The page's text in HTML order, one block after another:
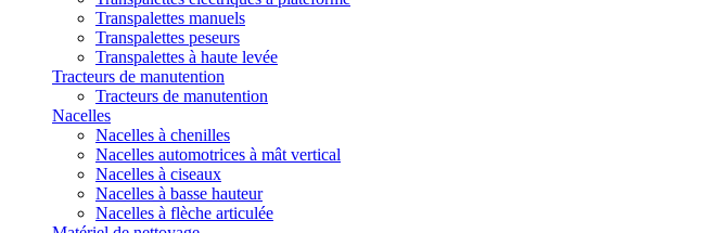
Transpalettes manuels
Transpalettes peseurs
Transpalettes à haute levée
Tracteurs de manutention
Tracteurs de manutention
Nacelles
Nacelles à chenilles
Nacelles automotrices à mât vertical
Nacelles à ciseaux
Nacelles à basse hauteur
Nacelles à flèche articulée